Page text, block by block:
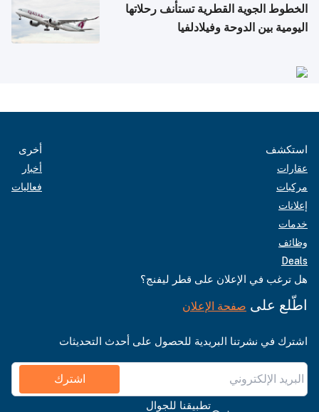
الخطوط الجوية القطرية تستأنف رحلاتها
اليومية بين الدوحة وفيلادلفيا
استكشف
عقارات
مركبات
إعلانات
خدمات
وظائف
Deals
أخرى
أخبار
فعاليات
هل ترغب في الإعلان على قطر ليفنج؟
اطّلع على صفحة الإعلان
اشترك في نشرتنا البريدية للحصول على أحدث التحديثات
اشترك
تطبيقنا للجوال